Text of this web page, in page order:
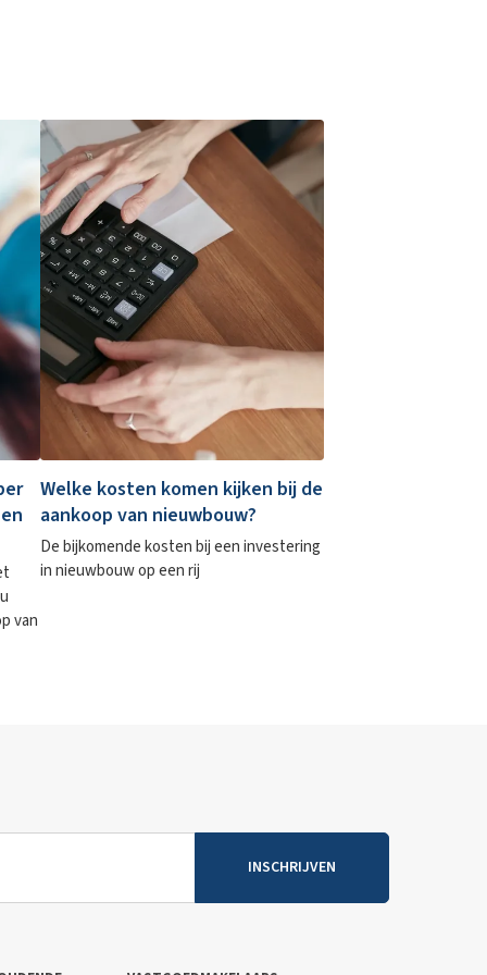
van
Welke kosten komen kijken bij de
aankoop van nieuwbouw?
De bijkomende kosten bij een investering
in nieuwbouw op een rij
INSCHRIJVEN